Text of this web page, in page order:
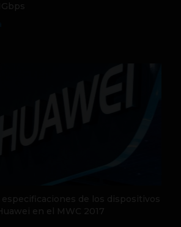
de los dispositivos
en el MWC 2017